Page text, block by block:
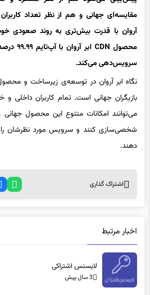
مقایسه‌ای جهانی و هم از نظر تعداد
آروان با قدرت بیش‌تری به روند صعودی
محصول CDN ابر آروان با آپ‌تایم ۹۹.۹۹
سرویس‌دهی می‌کند.
نگاه ابر آروان در توسعه‌ی زیرساخت و
بازیگران جهانی است. تمام کاربران داخلی و
می‌توانند امکانات متنوع این محصول جهانی
شخصی‌سازی کنند و سرویس مورد نظرشان را
دهند.
اشتراک گذاری
اخبار مرتبط
لایسنس اشتراکی
3 سال پیش